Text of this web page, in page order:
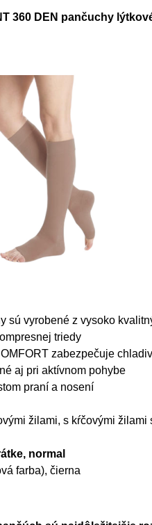
360 DEN pančuchy
sú vyrobené z vysoko
triedy
zabezpečuje
aj pri aktívnom pohybe
praní a nosení
žilami, s kŕčovými
normal
farba), čierna